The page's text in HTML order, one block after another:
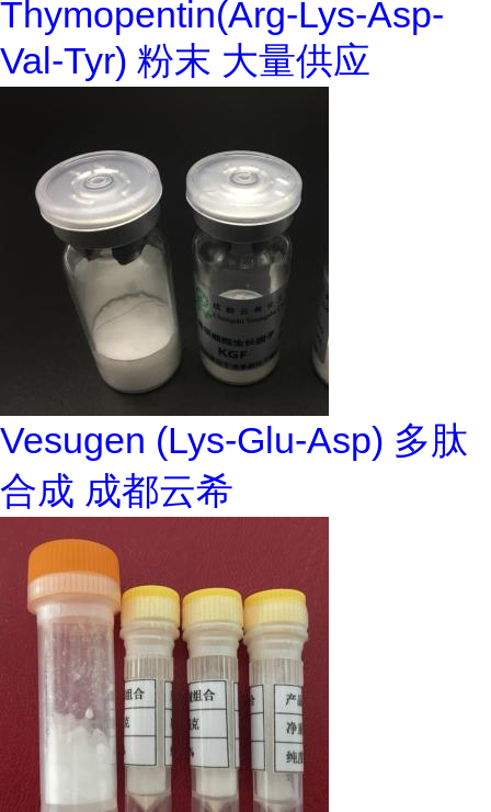
Thymopentin(Arg-Lys-Asp-
Val-Tyr) 粉末 大量供应
Vesugen (Lys-Glu-Asp) 多肽
合成 成都云希